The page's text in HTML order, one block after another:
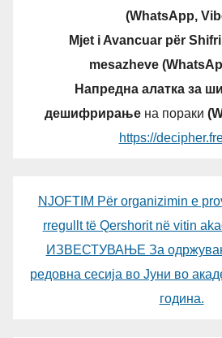
(WhatsApp,
Mjet i Avancuar për
mesazheve
Напредна алатка за
дешифрирањена пораки
https://
NJOFTIM Për organizimin e
rregullt të Qershorit në vitin
ИЗВЕСТУВАЊЕ За
редовна сесија во Јуни во
година.